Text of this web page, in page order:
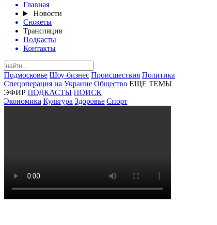
Главная
Новости
Сюжеты
Трансляция
Подкасты
Контакты
Подмосковье Шоу-бизнес Происшествия Политика
Спецоперация на Украине Общество ЕЩЕ ТЕМЫ
ЭФИР ПОДКАСТЫ ПОИСК
Экономика Культура Здоровье Спорт